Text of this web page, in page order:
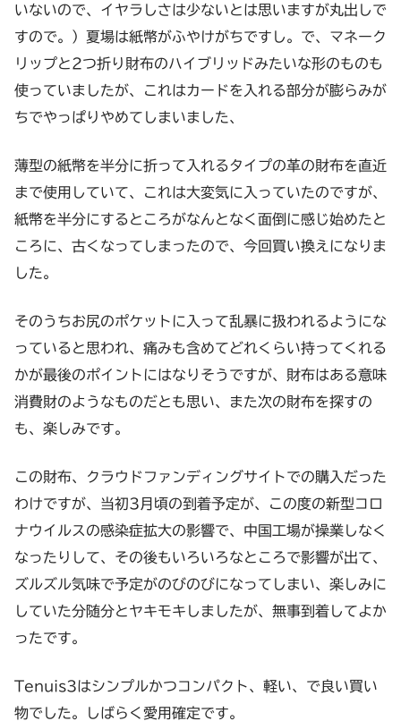
いないので、イヤラしさは少ないとは思いますが丸出しで
すので。）夏場は紙幣がふやけがちですし。で、マネーク
リップと2つ折り財布のハイブリッドみたいな形のものも
使っていましたが、これはカードを入れる部分が膨らみが
ちでやっぱりやめてしまいました、
薄型の紙幣を半分に折って入れるタイプの革の財布を直近
まで使用していて、これは大変気に入っていたのですが、
紙幣を半分にするところがなんとなく面倒に感じ始めたと
ころに、古くなってしまったので、今回買い換えになりま
した。
そのうちお尻のポケットに入って乱暴に扱われるようにな
っていると思われ、痛みも含めてどれくらい持ってくれる
かが最後のポイントにはなりそうですが、財布はある意味
消費財のようなものだとも思い、また次の財布を探すの
も、楽しみです。
この財布、クラウドファンディングサイトでの購入だった
わけですが、当初3月頃の到着予定が、この度の新型コロ
ナウイルスの感染症拡大の影響で、中国工場が操業しなく
なったりして、その後もいろいろなところで影響が出て、
ズルズル気味で予定がのびのびになってしまい、楽しみに
していた分随分とヤキモキしましたが、無事到着してよか
ったです。
Tenuis3はシンプルかつコンパクト、軽い、で良い買い
物でした。しばらく愛用確定です。